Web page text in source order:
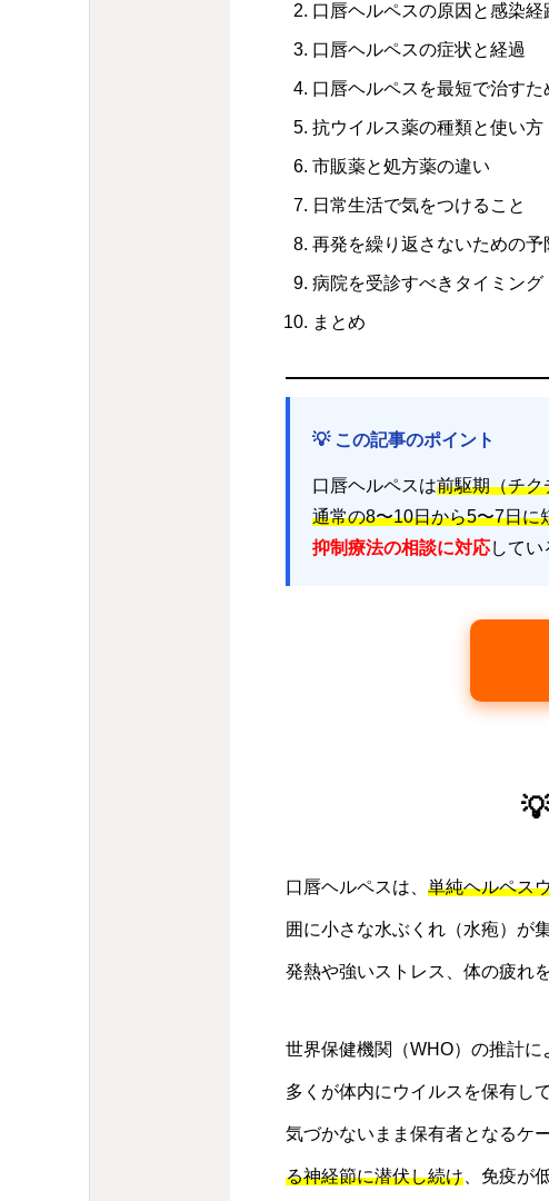
口唇ヘルペスの原因と感染経
口唇ヘルペスの症状と経過
口唇ヘルペスを最短で治すた
抗ウイルス薬の種類と使い方
市販薬と処方薬の違い
日常生活で気をつけること
再発を繰り返さないための予
病院を受診すべきタイミング
まとめ
💡 この記事のポイント
口唇ヘルペスは前駆期（チク
通常の8〜10日から5〜7日に
抑制療法の相談に対応してい
口唇ヘルペスは、 単純ヘルペス
囲に小さな水ぶくれ（水疱）が
発熱や強いストレス、体の疲れ
世界保健機関（WHO）の推計に
多くが体内にウイルスを保有し
気づかないまま保有者となるケ
る神経節に潜伏し続け 、免疫が